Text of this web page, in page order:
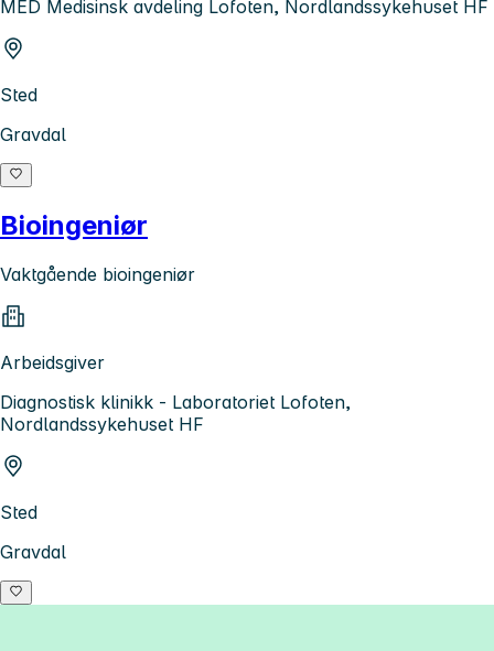
MED Medisinsk avdeling Lofoten, Nordlandssykehuset HF
Sted
Gravdal
Bioingeniør
Vaktgående bioingeniør
Arbeidsgiver
Diagnostisk klinikk - Laboratoriet Lofoten,
Nordlandssykehuset HF
Sted
Gravdal